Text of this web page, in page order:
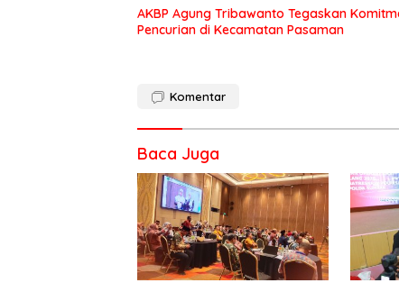
AKBP Agung Tribawanto Tegaskan
Pencurian di Kecamatan Pasaman
Komentar
Baca Juga